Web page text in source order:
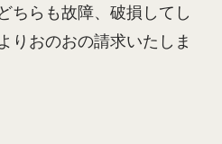
ちらも故障、破損してし
りおのおの請求いたしま